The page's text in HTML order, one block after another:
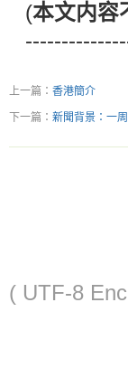
(本文内容
上一篇： 香港簡介
下一篇： 新聞背景：一
( UTF-8